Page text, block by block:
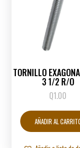
TORNILLO
3 1/2 R/O
Q1.00
AÑADIR AL